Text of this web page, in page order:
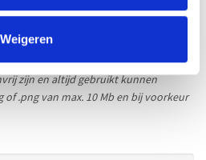
Weigeren
zijn en altijd gebruikt kunnen
of .png van max. 10 Mb en bij voorkeur